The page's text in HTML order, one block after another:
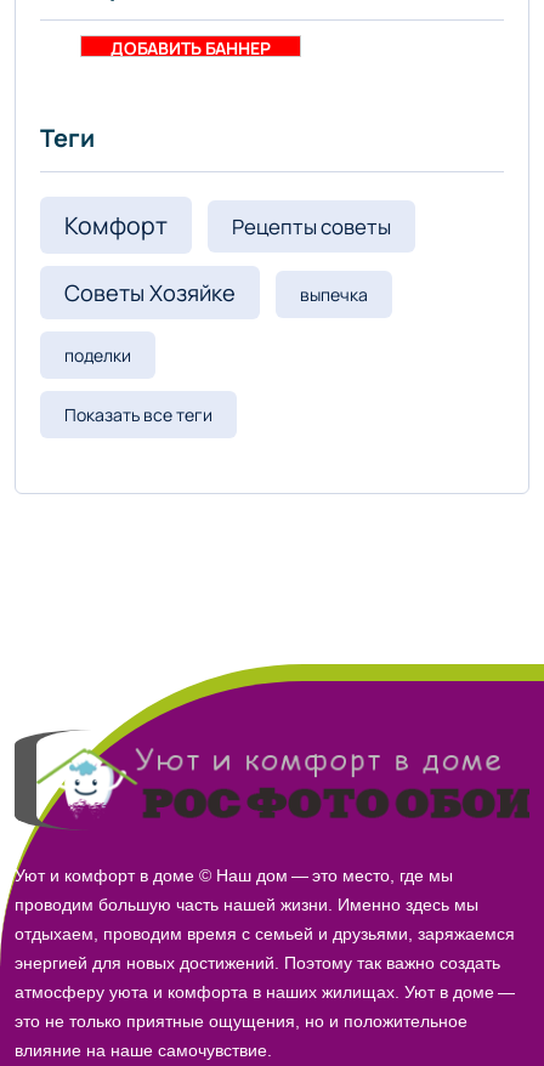
ДОБАВИТЬ БАННЕР
Теги
Комфорт Рецепты советы
Советы Хозяйке выпечка
поделки
Показать все теги
Уют и комфорт в доме © Наш дом — это место, где мы
проводим большую часть нашей жизни. Именно здесь мы
отдыхаем, проводим время с семьей и друзьями, заряжаемся
энергией для новых достижений. Поэтому так важно создать
атмосферу уюта и комфорта в наших жилищах. Уют в доме —
это не только приятные ощущения, но и положительное
влияние на наше самочувствие.